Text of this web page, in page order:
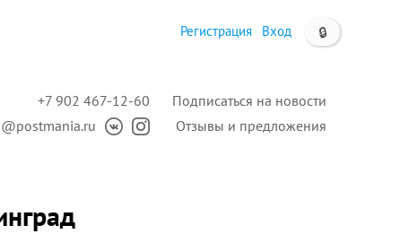
🔒
Регистрация Вход
Подписаться на новости
Отзывы и предложения
+7 902 467-12-60